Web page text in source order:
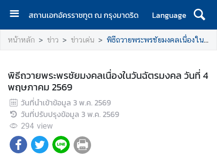
สถานเอกอัครราชทูต ณ กรุงมาดริด
Language
ห
น้
ร
ก
ส
ถ
น
หน้าหลัก ข่าว ข่าวเด่น พิธีถวายพระพรชัยมงคลเนื่องในวันฉัตรมงคล วันที่ 4 พฤษภาคม 2569
พิธีถวายพระพรชัยมงคลเนื่องในวันฉัตรมงคล วันที่ 4
พฤษภาคม 2569
วันที่นำเข้าข้อมูล 3 พ.ค. 2569
วันที่ปรับปรุงข้อมูล 3 พ.ค. 2569
294 view